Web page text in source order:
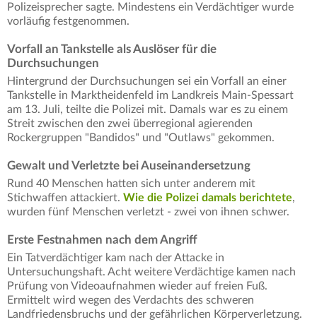
Polizeisprecher sagte. Mindestens ein Verdächtiger wurde
vorläufig festgenommen.
Vorfall an Tankstelle als Auslöser für die
Durchsuchungen
Hintergrund der Durchsuchungen sei ein Vorfall an einer
Tankstelle in Marktheidenfeld im Landkreis Main-Spessart
am 13. Juli, teilte die Polizei mit. Damals war es zu einem
Streit zwischen den zwei überregional agierenden
Rockergruppen "Bandidos" und "Outlaws" gekommen.
Gewalt und Verletzte bei Auseinandersetzung
Rund 40 Menschen hatten sich unter anderem mit
Stichwaffen attackiert. Wie die Polizei damals berichtete,
wurden fünf Menschen verletzt - zwei von ihnen schwer.
Erste Festnahmen nach dem Angriff
Ein Tatverdächtiger kam nach der Attacke in
Untersuchungshaft. Acht weitere Verdächtige kamen nach
Prüfung von Videoaufnahmen wieder auf freien Fuß.
Ermittelt wird wegen des Verdachts des schweren
Landfriedensbruchs und der gefährlichen Körperverletzung.